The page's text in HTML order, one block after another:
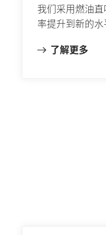
我们采用燃油
率提升到新的水
了解更多